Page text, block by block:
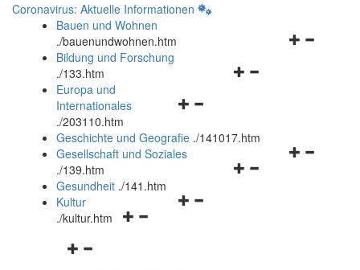
Coronavirus: Aktuelle Informationen
Bauen und Wohnen
./bauenundwohnen.htm
Navigationsmenü
Bildung und Forschung
./133.htm
Navigationsmenü
und
schließen
Europa und
Internationales
./203110.htm
Geschichte und Geografie ./141017.htm
Navigationsmenü
Gesellschaft und Soziales
./139.htm
Navigationsmenü
Gesundheit ./141.htm
Navigationsmenü
Kultur
./kultur.htm
Navigationsmenü